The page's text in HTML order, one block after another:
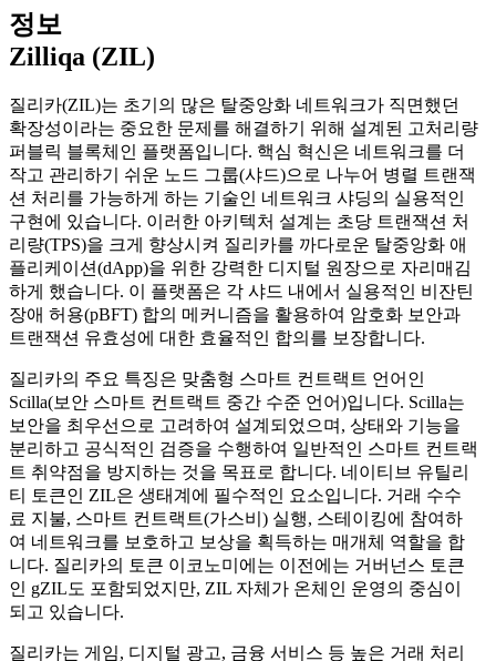
정보
Zilliqa (ZIL)
질리카(ZIL)는 초기의 많은 탈중앙화 네트워크가 직면했던
확장성이라는 중요한 문제를 해결하기 위해 설계된 고처리량
퍼블릭 블록체인 플랫폼입니다. 핵심 혁신은 네트워크를 더
작고 관리하기 쉬운 노드 그룹(샤드)으로 나누어 병렬 트랜잭
션 처리를 가능하게 하는 기술인 네트워크 샤딩의 실용적인
구현에 있습니다. 이러한 아키텍처 설계는 초당 트랜잭션 처
리량(TPS)을 크게 향상시켜 질리카를 까다로운 탈중앙화 애
플리케이션(dApp)을 위한 강력한 디지털 원장으로 자리매김
하게 했습니다. 이 플랫폼은 각 샤드 내에서 실용적인 비잔틴
장애 허용(pBFT) 합의 메커니즘을 활용하여 암호화 보안과
트랜잭션 유효성에 대한 효율적인 합의를 보장합니다.
질리카의 주요 특징은 맞춤형 스마트 컨트랙트 언어인
Scilla(보안 스마트 컨트랙트 중간 수준 언어)입니다. Scilla는
보안을 최우선으로 고려하여 설계되었으며, 상태와 기능을
분리하고 공식적인 검증을 수행하여 일반적인 스마트 컨트랙
트 취약점을 방지하는 것을 목표로 합니다. 네이티브 유틸리
티 토큰인 ZIL은 생태계에 필수적인 요소입니다. 거래 수수
료 지불, 스마트 컨트랙트(가스비) 실행, 스테이킹에 참여하
여 네트워크를 보호하고 보상을 획득하는 매개체 역할을 합
니다. 질리카의 토큰 이코노미에는 이전에는 거버넌스 토큰
인 gZIL도 포함되었지만, ZIL 자체가 온체인 운영의 중심이
되고 있습니다.
질리카는 게임, 디지털 광고, 금융 서비스 등 높은 거래 처리